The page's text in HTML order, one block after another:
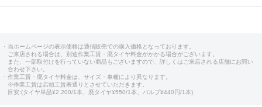
・当ホームページの表示価格は通信販売での購入価格となっております。
ご来店される場合は、別途作業工賃・廃タイヤ料金がかかる場合がございます。
また、一部取付けを行っていない商品もございますので、詳しくはご来店される店舗にお問い
合わせ下さい。
・作業工賃・廃タイヤ料金は、サイズ・車種により異なります。
※作業工賃は店頭工賃表通りとさせていただきます。
目安:(タイヤ単品¥2,200/1本、廃タイヤ¥550/1本、バルブ¥440円/1本)